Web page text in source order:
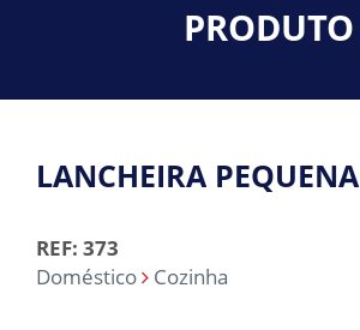
PRODUTO
LANCHEIRA PEQUENA
REF: 373
Doméstico
Cozinha